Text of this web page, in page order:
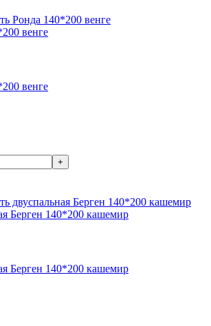
венге
венге
+
Берген 140*200 кашемир
Берген 140*200 кашемир